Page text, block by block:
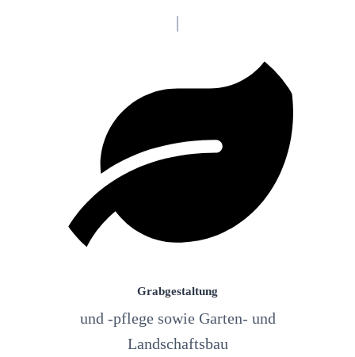
Grabgestaltung
und -pflege sowie Garten- und
Landschaftsbau